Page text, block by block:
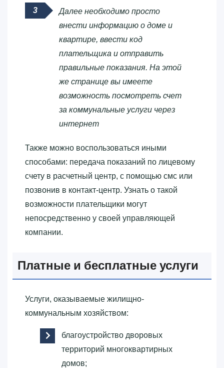
Далее необходимо просто
внести информацию о доме и
квартире, ввести код
плательщика и отправить
правильные показания. На этой
же странице вы имеете
возможность посмотреть счет
за коммунальные услуги через
интернет
Также можно воспользоваться иными
способами: передача показаний по лицевому
счету в расчетный центр, с помощью смс или
позвонив в контакт-центр. Узнать о такой
возможности плательщики могут
непосредственно у своей управляющей
компании.
Платные и бесплатные услуги
Услуги, оказываемые жилищно-
коммунальным хозяйством:
благоустройство дворовых
территорий многоквартирных
домов;